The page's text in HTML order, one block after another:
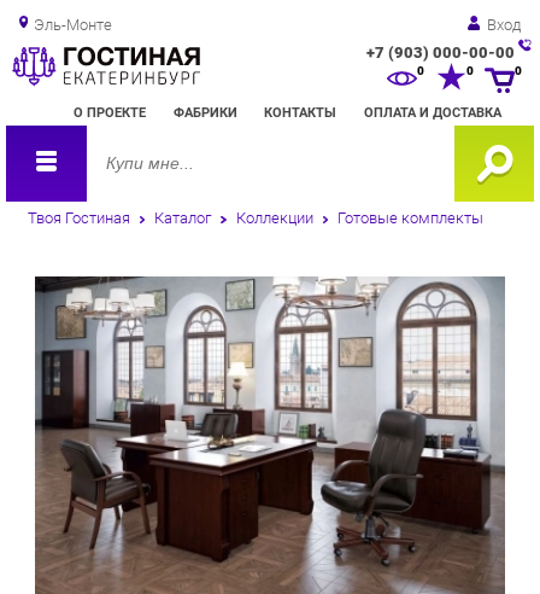
Эль-Монте Вход
+7 (903) 000-00-00
О ПРОЕКТЕ ФАБРИКИ КОНТАКТЫ ОПЛАТА И ДОСТАВКА
0 0
Твоя Гостиная Каталог Коллекции Готовые комплекты